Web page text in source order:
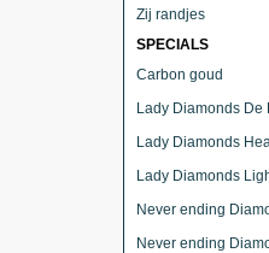
Zij randjes
SPECIALS
Carbon goud
Lady Diamonds De
Lady Diamonds
Lady Diamonds
Never ending
Never ending